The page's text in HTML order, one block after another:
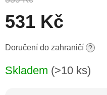
531 Kč
Měrná
Doručení do zahraničí ?
Skladem (>10 ks)